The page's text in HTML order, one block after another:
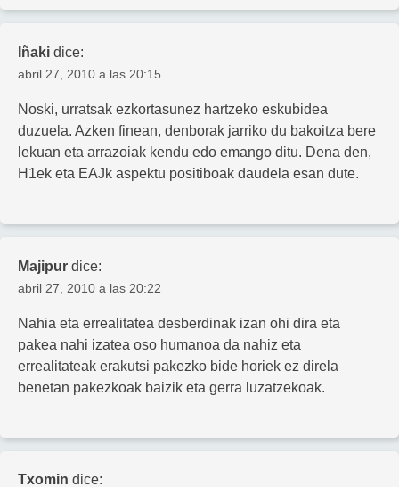
Iñaki dice:
abril 27, 2010 a las 20:15
Noski, urratsak ezkortasunez hartzeko eskubidea
duzuela. Azken finean, denborak jarriko du bakoitza bere
lekuan eta arrazoiak kendu edo emango ditu. Dena den,
H1ek eta EAJk aspektu positiboak daudela esan dute.
Majipur dice:
abril 27, 2010 a las 20:22
Nahia eta errealitatea desberdinak izan ohi dira eta
pakea nahi izatea oso humanoa da nahiz eta
errealitateak erakutsi pakezko bide horiek ez direla
benetan pakezkoak baizik eta gerra luzatzekoak.
Txomin dice: